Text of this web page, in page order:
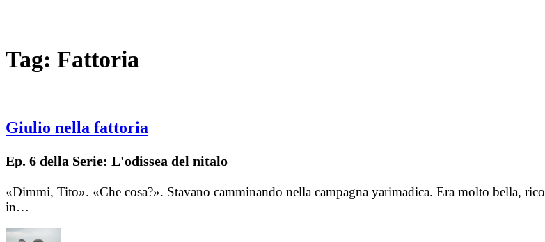
Tag: Fattoria
Giulio nella fattoria
Ep. 6 della Serie: L'odissea del nitalo
«Dimmi, Tito». «Che cosa?». Stavano camminando nella campagna yarimadica. Era molto bella,
in…